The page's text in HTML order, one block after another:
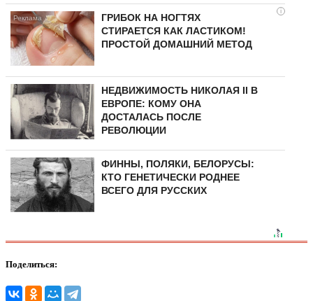
i
ГРИБОК НА НОГТЯХ
СТИРАЕТСЯ КАК ЛАСТИКОМ!
ПРОСТОЙ ДОМАШНИЙ МЕТОД
НЕДВИЖИМОСТЬ НИКОЛАЯ II В
ЕВРОПЕ: КОМУ ОНА
ДОСТАЛАСЬ ПОСЛЕ
РЕВОЛЮЦИИ
ФИННЫ, ПОЛЯКИ, БЕЛОРУСЫ:
КТО ГЕНЕТИЧЕСКИ РОДНЕЕ
ВСЕГО ДЛЯ РУССКИХ
Поделиться: